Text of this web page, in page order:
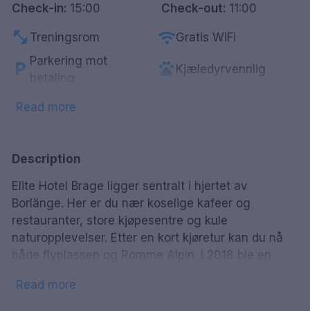
Check-in: 15:00 Check-out: 11:00
fitness_center Treningsrom wifiGratis WiFi
local_parking Parkering mot
betaling
pets Kjæledyrvennlig
restaurant Restaurant
Røykfrie rom
poolBasseng saunaBadstue
spaSpa local_barBar
Read more
Description
Elite Hotel Brage ligger sentralt i hjertet av
Borlänge. Her er du nær koselige kafeer og
restauranter, store kjøpesentre og kule
naturopplevelser. Etter en kort kjøretur kan du nå
både flyplassen og Romme Alpin. I 2018 ble en
kan tilby rundt hundre moderne rom som er
Read more